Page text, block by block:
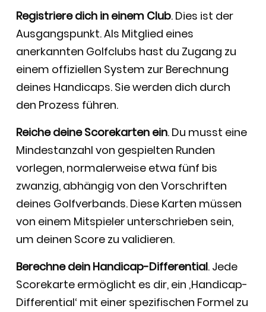
Registriere dich in einem Club. Dies ist der
Ausgangspunkt. Als Mitglied eines
anerkannten Golfclubs hast du Zugang zu
einem offiziellen System zur Berechnung
deines Handicaps. Sie werden dich durch
den Prozess führen.
Reiche deine Scorekarten ein. Du musst eine
Mindestanzahl von gespielten Runden
vorlegen, normalerweise etwa fünf bis
zwanzig, abhängig von den Vorschriften
deines Golfverbands. Diese Karten müssen
von einem Mitspieler unterschrieben sein,
um deinen Score zu validieren.
Berechne dein Handicap-Differential. Jede
Scorekarte ermöglicht es dir, ein ‚Handicap-
Differential‘ mit einer spezifischen Formel zu